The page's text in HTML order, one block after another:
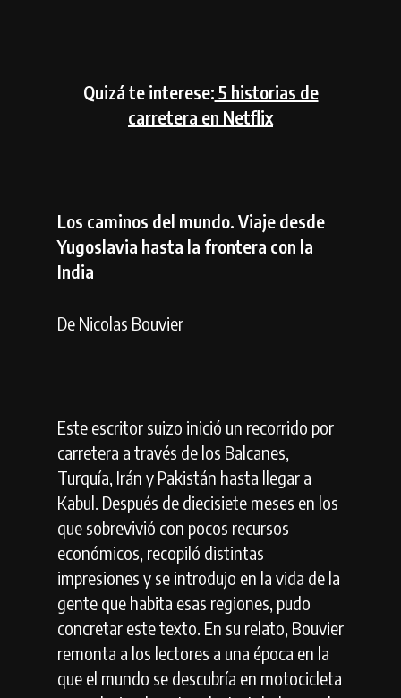
Quizá te interese: 5 historias de
carretera en Netflix
Los caminos del mundo. Viaje desde
Yugoslavia hasta la frontera con la
India
De Nicolas Bouvier
Este escritor suizo inició un recorrido por
carretera a través de los Balcanes,
Turquía, Irán y Pakistán hasta llegar a
Kabul. Después de diecisiete meses en los
que sobrevivió con pocos recursos
económicos, recopiló distintas
impresiones y se introdujo en la vida de la
gente que habita esas regiones, pudo
concretar este texto. En su relato, Bouvier
remonta a los lectores a una época en la
que el mundo se descubría en motocicleta